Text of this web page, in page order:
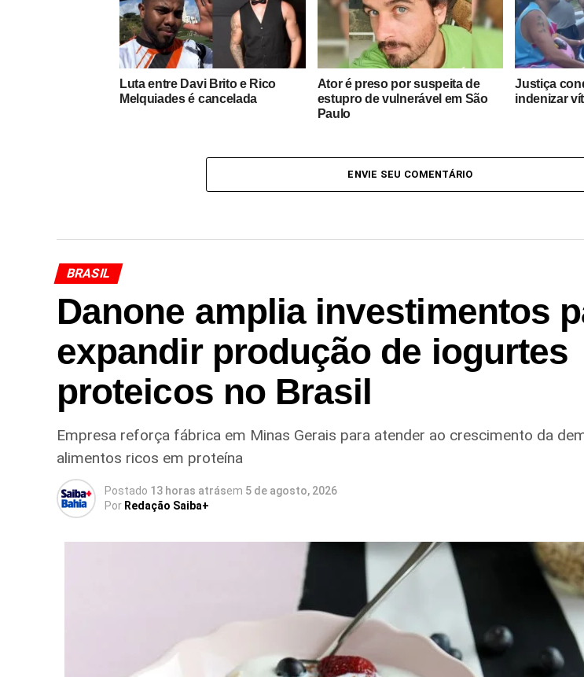
Luta entre Davi Brito e Rico
Melquiades é cancelada
Ator é preso por suspeita de
estupro de vulnerável em São
Paulo
Justiça
indenizar
ENVIE SEU COMENTÁRIO
BRASIL
Danone amplia investimentos
expandir produção de iogurtes
proteicos no Brasil
Empresa reforça fábrica em Minas Gerais para atender ao crescimento da
alimentos ricos em proteína
Postado 13 horas atrásem 5 de agosto, 2026
Por Redação Saiba+